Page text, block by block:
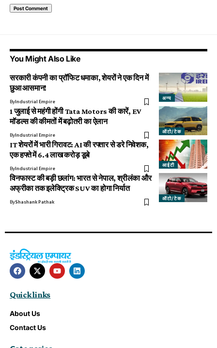
You Might Also Like
अन्य
सरकारी कंपनी का प्रॉफिट धमाका, शेयरों ने एक दिन में
छुआ आसमान!
ByIndustrial Empire
ऑटो/टेक
1 जुलाई से महंगी होंगी Tata Motors की कारें, EV
मॉडल्स की कीमतों में बढ़ोतरी का ऐलान
ByIndustrial Empire
आईटी
IT शेयरों में भारी गिरावट: AI की रफ्तार से डरे निवेशक,
एक हफ्ते में 6.4 लाख करोड़ डूबे
ByIndustrial Empire
ऑटो/टेक
विनफास्ट की बड़ी छलांग: भारत से नेपाल, श्रीलंका और
अफ्रीका तक इलेक्ट्रिक SUV का होगा निर्यात
ByShashank Pathak
Quick links
About Us
Contact Us